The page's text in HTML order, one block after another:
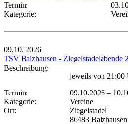
Termin:
Kategorie:
09.10. 2026
TSV Balzhausen - Ziegelstadelabende
Beschreibung:
jeweils von 21:00
Termin:
09.10.2026 –
Kategorie:
Vereine
Ort:
Ziegelstadel
86483 Balzhausen